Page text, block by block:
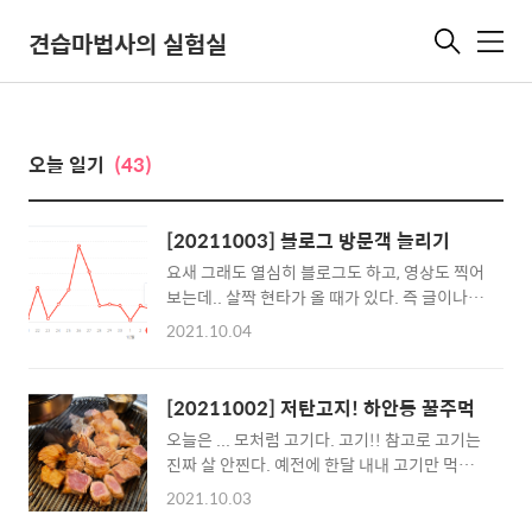
견습마법사의 실험실 메
오늘 일기 (43)
[20211003] 블로그 방문객 늘리기
요새 그래도 열심히 블로그도 하고, 영상도 찍어
보는데.. 살짝 현타가 올 때가 있다. 즉 글이나
영상에 대한 아무런 피드백이 없다. 나도 모르게
플루언서도 아니고, 셀럽도 아닌데 뭐 내 글이
좋아서 들어오겠나. 보통 정보를 얻으려고 검색
으로 들어오는 사람들이 대부분일 거다. 흠.. 아
이 통장 만들기가 최고 인기글이다? 흠.. 이런
류의 정보나 팁들 위주로 글을 적을까? 그래야
2021.10.04
[20211002] 저탄고지! 하안동 꿀주먹
오늘은 ... 모처럼 고기다. 고기!! 참고로 고기는
진짜 살 안찐다. 예전에 한달 내내 고기만 먹고
살아봐서 잘 안다. 탄수화물을 먹지 않으면 살이
2021.10.03